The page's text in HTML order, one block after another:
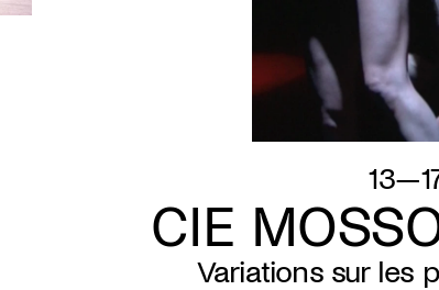
CIE
Variations sur les